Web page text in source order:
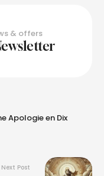
& offers
Apologie en Dix
Next Post